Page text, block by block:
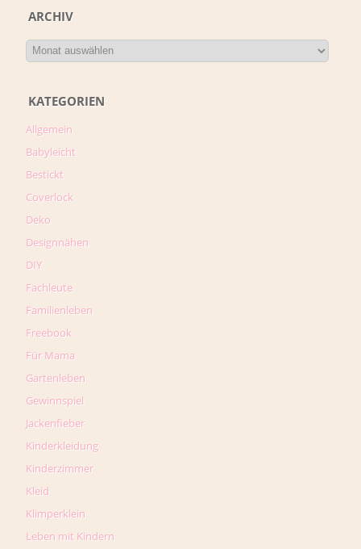
ARCHIV
KATEGORIEN
Allgemein
Babyleicht
Bestickt
Coverlock
Deko
Designnähen
DIY
Fachleute
Familienleben
Freebook
Für Mama
Gartenleben
Gewinnspiel
Jackenfieber
Kinderkleidung
Kinderzimmer
Kleid
Klimperklein
Leben mit Kindern